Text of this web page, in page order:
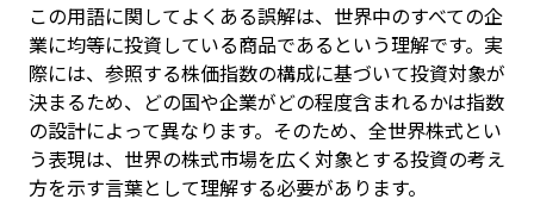
この用語に関してよくある誤解は、世界中のすべての企
業に均等に投資している商品であるという理解です。実
際には、参照する株価指数の構成に基づいて投資対象が
決まるため、どの国や企業がどの程度含まれるかは指数
の設計によって異なります。そのため、全世界株式とい
う表現は、世界の株式市場を広く対象とする投資の考え
方を示す言葉として理解する必要があります。